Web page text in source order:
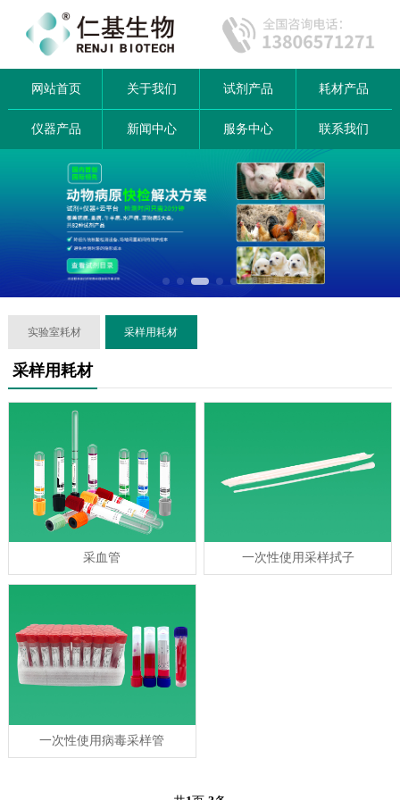
网站首页 关于我们 试剂产品 耗材产品
仪器产品 新闻中心 服务中心 联系我们
实验室耗材 采样用耗材
采样用耗材
采血管 一次性使用采样拭子
一次性使用病毒采样管